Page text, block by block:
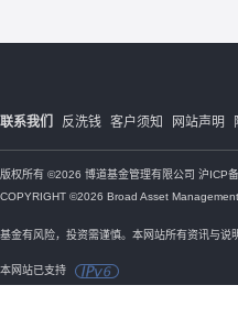
联系我们 反洗钱 客户须知 网站声明
版权所有 ©2026 博道基金管理有限公司 沪ICP
COPYRIGHT ©2026 Broad Asset
基金有风险，投资需谨慎。本网站所有资讯与
本网站已支持